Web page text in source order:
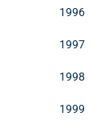
1996
1997
1998
1999